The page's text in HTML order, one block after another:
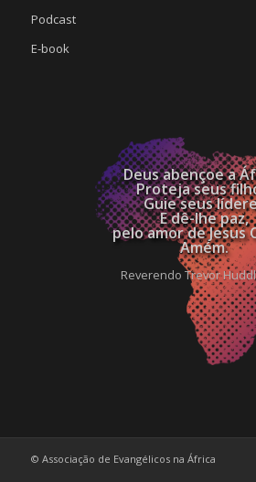
Podcast
E-book
Deus abençoe a
Proteja seus
Guie seus
E dê-lhe paz,
pelo amor de Jesus
Amém.
Reverendo Trevor
© Associação de Evangélicos na África